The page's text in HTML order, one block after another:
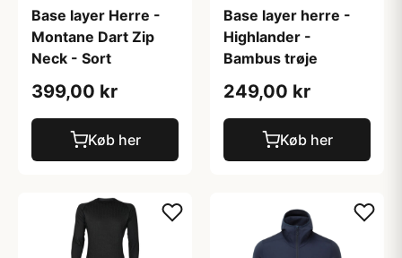
Base layer Herre -
Montane Dart Zip
Neck - Sort
399,00 kr
Køb her
Base layer herre -
Highlander -
Bambus trøje
249,00 kr
Køb her